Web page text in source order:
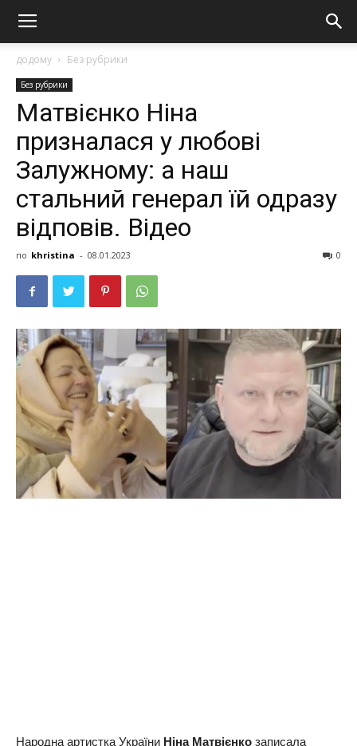
додому Без рубрики
Без рубрики
Матвієнко Ніна
призналася у любові
Залужному: а наш
стальний генерал їй одразу
відповів. Відео
по khristina - 08.01.2023 0
Народна артистка України Ніна Матвієнко записала